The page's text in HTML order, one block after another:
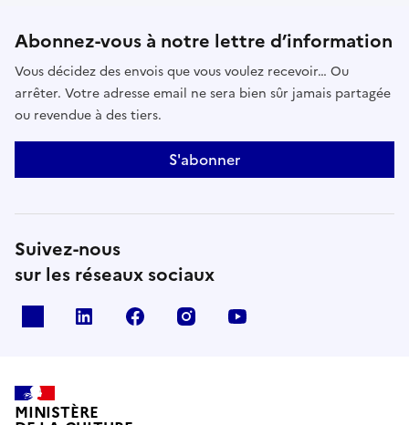
Abonnez-vous à notre lettre d’information
Vous décidez des envois que vous voulez recevoir… Ou
arrêter. Votre adresse email ne sera bien sûr jamais partagée
ou revendue à des tiers.
S'abonner
Suivez-nous
sur les réseaux sociaux
linkedin facebook instagram
MINISTÈRE